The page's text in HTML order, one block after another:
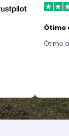
Ótimo
Ótimo